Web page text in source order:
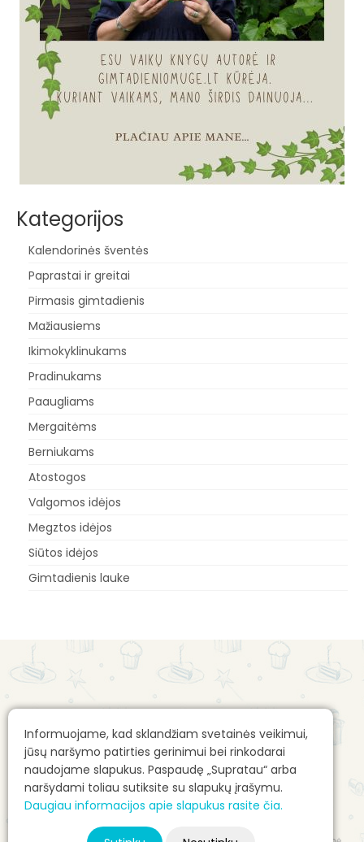
Informuojame, kad sklandžiam svetainės veikimui,
jūsų naršymo patirties gerinimui bei rinkodarai
naudojame slapukus. Paspaudę „Supratau“ arba
naršydami toliau sutiksite su slapukų įrašymu.
Daugiau informacijos apie slapukus rasite čia.
Kategorijos
Kalendorinės šventės
Paprastai ir greitai
Pirmasis gimtadienis
Mažiausiems
Ikimokyklinukams
Pradinukams
Paaugliams
Mergaitėms
Berniukams
Atostogos
Valgomos idėjos
Megztos idėjos
Siūtos idėjos
Gimtadienis lauke
Apie mane: Alvilė Rimaitė
Reklamos talpinimo taisyklės
Pirkimo sąlygos e. parduotuvėje
E. parduotuvės prekių pristatymas
Autorių teisės ir kita intelektinė nuosavybė